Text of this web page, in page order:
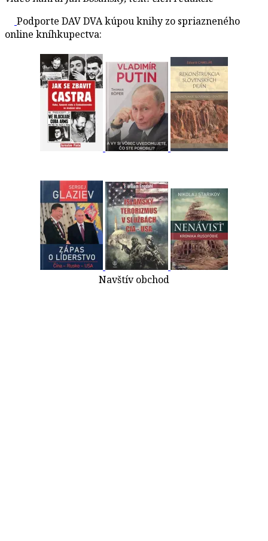
Podporte DAV DVA kúpou knihy zo spriazneného
online kníhkupectva:
Navštív obchod